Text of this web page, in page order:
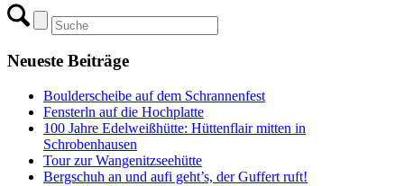
Neueste Beiträge
Boulderscheibe auf dem Schrannenfest
Fensterln auf die Hochplatte
100 Jahre Edelweißhütte: Hüttenflair mitten in
Schrobenhausen
Tour zur Wangenitzseehütte
Bergschuh an und aufi geht’s, der Guffert ruft!